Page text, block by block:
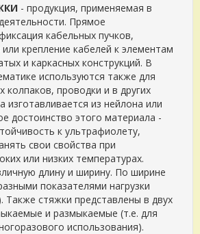
- продукция, применяемая в
Прямое
кабельных пучков,
крепление кабелей к элементам
и каркасных конструкций. В
используются также для
колпаков, проводки и в других
изготавливается из нейлона или
достоинство этого материала -
к ультрафиолету,
свои свойства при
или низких температурах.
длину и ширину. По ширине
показателями нагрузки
Также стяжки представлены в двух
и размыкаемые (т.е. для
использования).